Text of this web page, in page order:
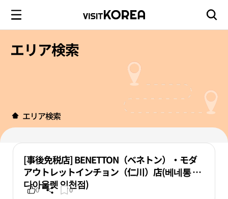
エリア検索
エリア検索
[事後免税店] BENETTON（ベネトン）・モダ
アウトレットインチョン（仁川）店(베네통 모
다아울렛 인천점)
0 0